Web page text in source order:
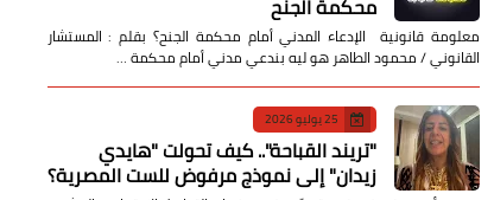
معلومة قانونية الإدعاء المدني أمام محكمة الجنح؟ بقلم : المستشار
القانوني / محمود الطاهر هو ليه بندعي مدني أمام محكمة …
25 يوليو 2026
​"تريند القباحة".. كيف تحولت "هايدي
زيدان" إلى نموذج مرفوض للست المصرية؟